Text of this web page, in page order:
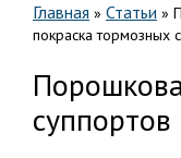
Главная » Статьи »
покраска тормозных
суппортов